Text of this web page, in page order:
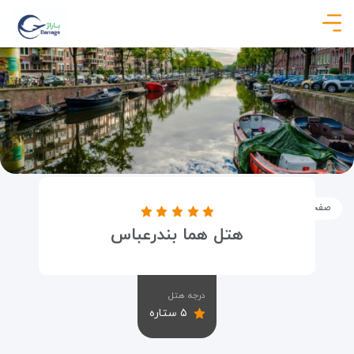
صفحه نخست اقامتگاه ها هتل هما بندرعباس
هتل هما بندرعباس
درجه هتل